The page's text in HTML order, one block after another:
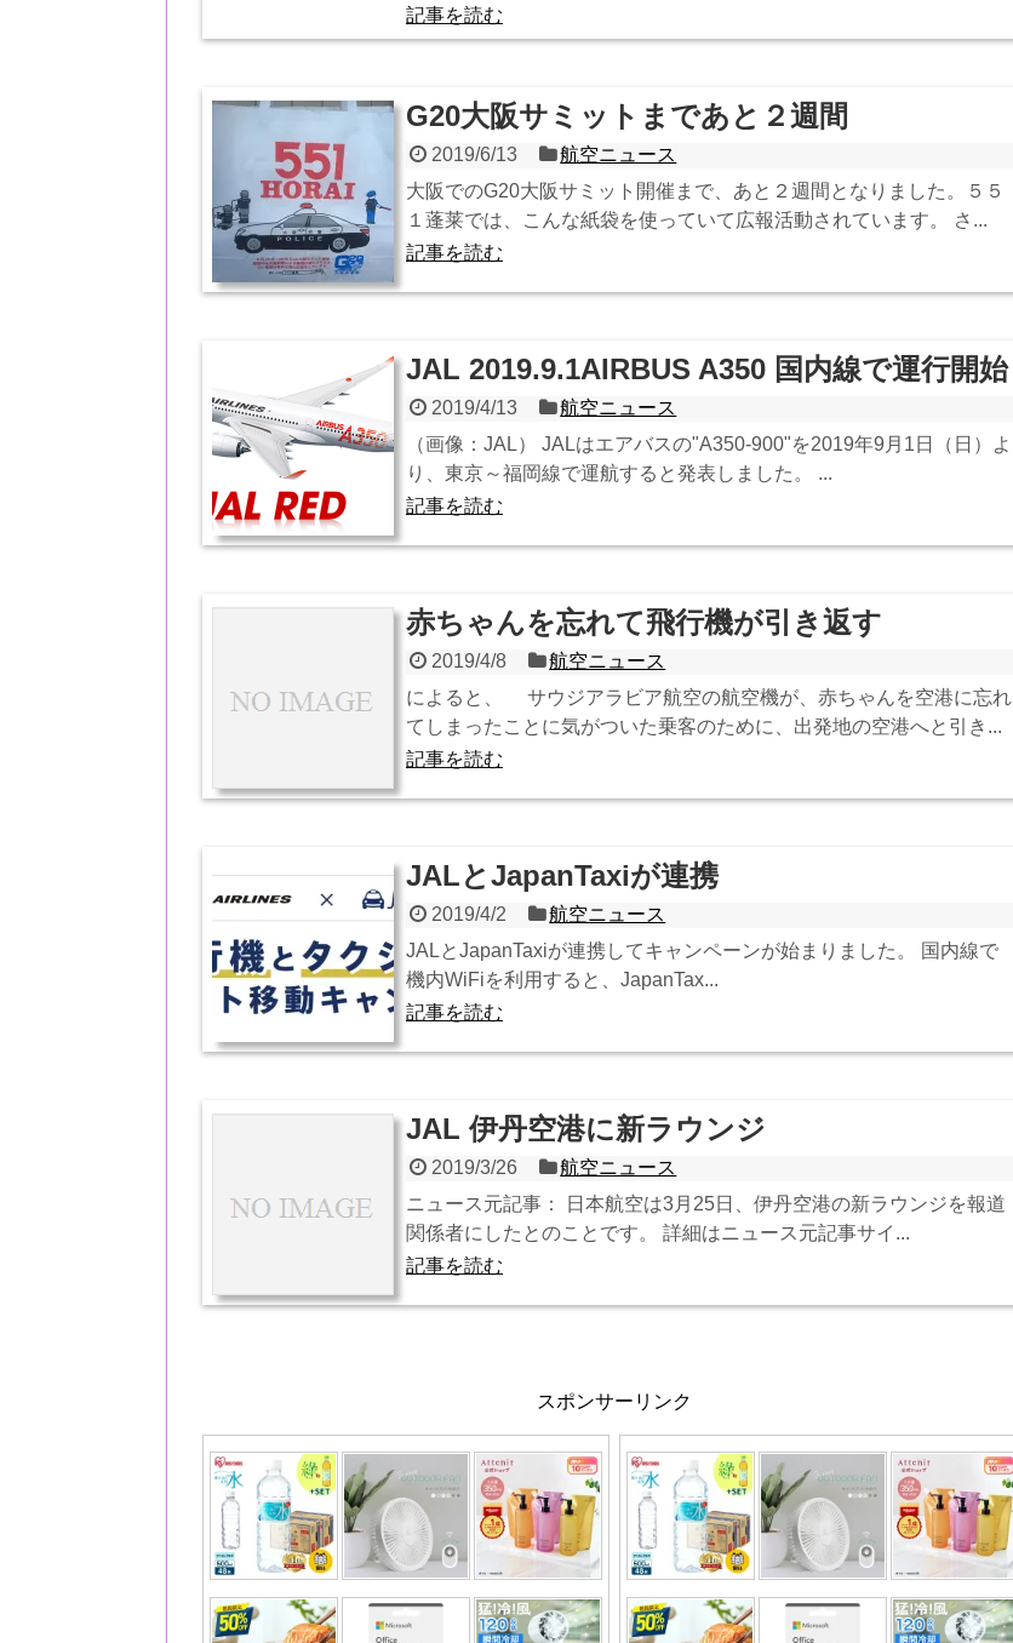
記事を読む
G20大阪サミットまであと２週間
2019/6/13
航空ニュース
大阪でのG20大阪サミット開催まで、あと２週間となりました。５５
１蓬莱では、こんな紙袋を使っていて広報活動されています。 さ...
記事を読む
JAL 2019.9.1AIRBUS A350 国内線で運行開始
2019/4/13
航空ニュース
（画像：JAL） JALはエアバスの"A350-900"を2019年9月1日（日）よ
り、東京～福岡線で運航すると発表しました。 ...
記事を読む
赤ちゃんを忘れて飛行機が引き返す
2019/4/8
航空ニュース
によると、 サウジアラビア航空の航空機が、赤ちゃんを空港に忘れ
てしまったことに気がついた乗客のために、出発地の空港へと引き...
記事を読む
JALとJapanTaxiが連携
2019/4/2
航空ニュース
JALとJapanTaxiが連携してキャンペーンが始まりました。 国内線で
機内WiFiを利用すると、JapanTax...
記事を読む
JAL 伊丹空港に新ラウンジ
2019/3/26
航空ニュース
ニュース元記事： 日本航空は3月25日、伊丹空港の新ラウンジを報道
関係者にしたとのことです。 詳細はニュース元記事サイ...
記事を読む
スポンサーリンク